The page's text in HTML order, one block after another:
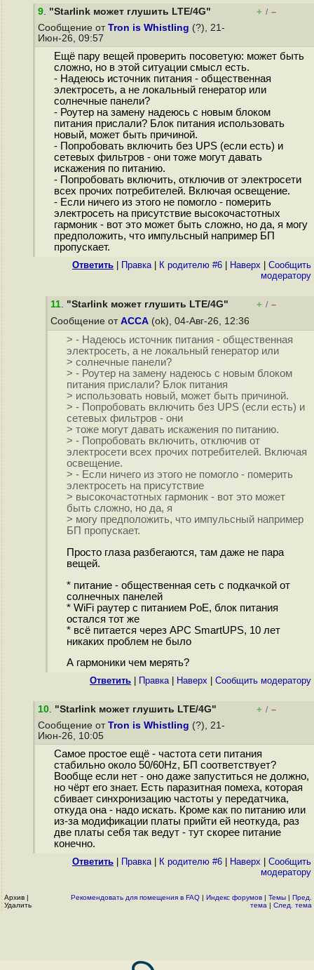
9. "Starlink может глушить LTE/4G" + / –
Сообщение от Tron is Whistling (?), 21-
Июн-26, 09:57
Ещё пару вещей проверить посоветую: может быть
сложно, но в этой ситуации смысл есть.
- Надеюсь источник питания - общественная
электросеть, а не локальный генератор или
солнечные панели?
- Роутер на замену надеюсь с новым блоком
питания прислали? Блок питания использовать
новый, может быть причиной.
- Попробовать включить без UPS (если есть) и
сетевых фильтров - они тоже могут давать
искажения по питанию.
- Попробовать включить, отключив от электросети
всех прочих потребителей. Включая освещение.
- Если ничего из этого не помогло - померить
электросеть на присутствие высокочастотных
гармоник - вот это может быть сложно, но да, я могу
предположить, что импульсный например БП
пропускает.
Ответить Правка| К родителю #6 Наверх
Cообщить
модератору
11. "Starlink может глушить LTE/4G" + / –
Сообщение от ACCA (ok), 04-Авг-26, 12:36
> - Надеюсь источник питания - общественная
электросеть, а не локальный генератор или
> солнечные панели?
> - Роутер на замену надеюсь с новым блоком
питания прислали? Блок питания
> использовать новый, может быть причиной.
> - Попробовать включить без UPS (если есть) и
сетевых фильтров - они
> тоже могут давать искажения по питанию.
> - Попробовать включить, отключив от
электросети всех прочих потребителей. Включая
освещение.
> - Если ничего из этого не помогло - померить
электросеть на присутствие
> высокочастотных гармоник - вот это может
быть сложно, но да, я
> могу предположить, что импульсный например
БП пропускает.
Просто глаза разбегаются, там даже не пара
вещей.
* питание - общественная сеть c подкачкой от
солнечных панелей
* WiFi раутер с питанием PoE, блок питания
остался тот же
* всё питается через APC SmartUPS, 10 лет
никаких проблем не было
А гармоники чем мерять?
Ответить Правка| Наверх Cообщить модератору
10. "Starlink может глушить LTE/4G" + / –
Сообщение от Tron is Whistling (?), 21-
Июн-26, 10:05
Самое простое ещё - частота сети питания
стабильно около 50/60Hz, БП соответствует?
Вообще если нет - оно даже запуститься не должно,
но чёрт его знает. Есть паразитная помеха, которая
сбивает синхронизацию частоты у передатчика,
откуда она - надо искать. Кроме как по питанию или
из-за модификации платы прийти ей неоткуда, раз
две платы себя так ведут - тут скорее питание
конечно.
Ответить Правка| К родителю #6 Наверх
Cообщить
модератору
Архив |
Удалить
Рекомендовать для помещения в FAQ | Индекс форумов | Темы | Пред.
тема | След. тема